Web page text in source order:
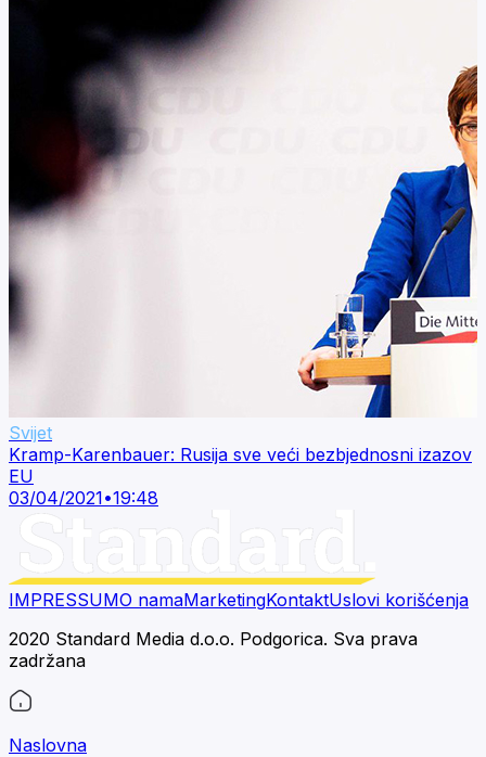
Svijet
Kramp-Karenbauer: Rusija sve veći bezbjednosni izazov
EU
03/04/2021•19:48
IMPRESSUMO namaMarketingKontaktUslovi korišćenja
2020 Standard Media d.o.o. Podgorica. Sva prava
zadržana
Naslovna